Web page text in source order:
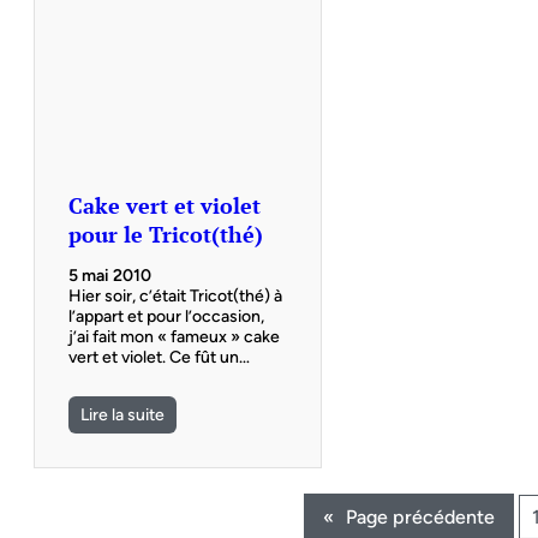
Cake vert et violet
pour le Tricot(thé)
5 mai 2010
Hier soir, c’était Tricot(thé) à
l’appart et pour l’occasion,
j’ai fait mon « fameux » cake
vert et violet. Ce fût un…
Lire la suite
« Page précédente 1